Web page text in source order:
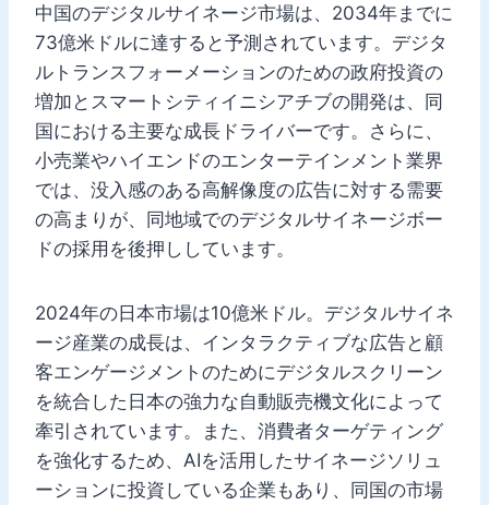
中国のデジタルサイネージ市場は、2034年までに
73億米ドルに達すると予測されています。デジタ
ルトランスフォーメーションのための政府投資の
増加とスマートシティイニシアチブの開発は、同
国における主要な成長ドライバーです。さらに、
小売業やハイエンドのエンターテインメント業界
では、没入感のある高解像度の広告に対する需要
の高まりが、同地域でのデジタルサイネージボー
ドの採用を後押ししています。
2024年の日本市場は10億米ドル。デジタルサイネ
ージ産業の成長は、インタラクティブな広告と顧
客エンゲージメントのためにデジタルスクリーン
を統合した日本の強力な自動販売機文化によって
牽引されています。また、消費者ターゲティング
を強化するため、AIを活用したサイネージソリュ
ーションに投資している企業もあり、同国の市場